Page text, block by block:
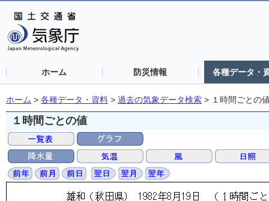
ホーム 防災情報 各種データ・
ホーム > 各種データ・資料 > 過去の気象データ検索 > １時間ごとの
１時間ごとの値